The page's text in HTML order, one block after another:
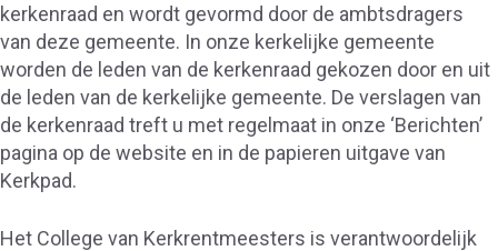
kerkenraad en wordt gevormd door de ambtsdragers
van deze gemeente. In onze kerkelijke gemeente
worden de leden van de kerkenraad gekozen door en uit
de leden van de kerkelijke gemeente. De verslagen van
de kerkenraad treft u met regelmaat in onze ‘Berichten’
pagina op de website en in de papieren uitgave van
Kerkpad.
Het College van Kerkrentmeesters is verantwoordelijk